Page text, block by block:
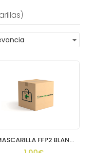
MASCARILLA FFP2 BLANCA